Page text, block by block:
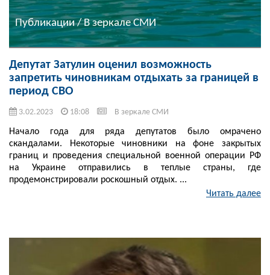
Публикации / В зеркале СМИ
Депутат Затулин оценил возможность
запретить чиновникам отдыхать за границей в
период СВО
3.02.2023 18:08 В зеркале СМИ
Начало года для ряда депутатов было омрачено
скандалами. Некоторые чиновники на фоне закрытых
границ и проведения специальной военной операции РФ
на Украине отправились в теплые страны, где
продемонстрировали роскошный отдых. ...
Читать далее